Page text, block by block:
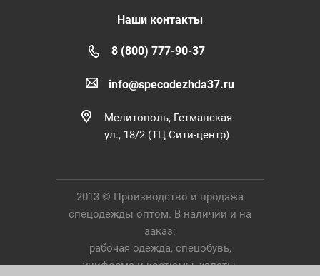
Наши контакты
8 (800) 777-90-37
info@specodezhda37.ru
Мелитополь, Гетманская
ул., 18/2 (ТЦ Сити-центр)
2013 © Производство и продажа
спецодежды оптом. В наличии и на
заказ:
рабочая одежда, спецобувь,
униформа и костюмы, халаты,